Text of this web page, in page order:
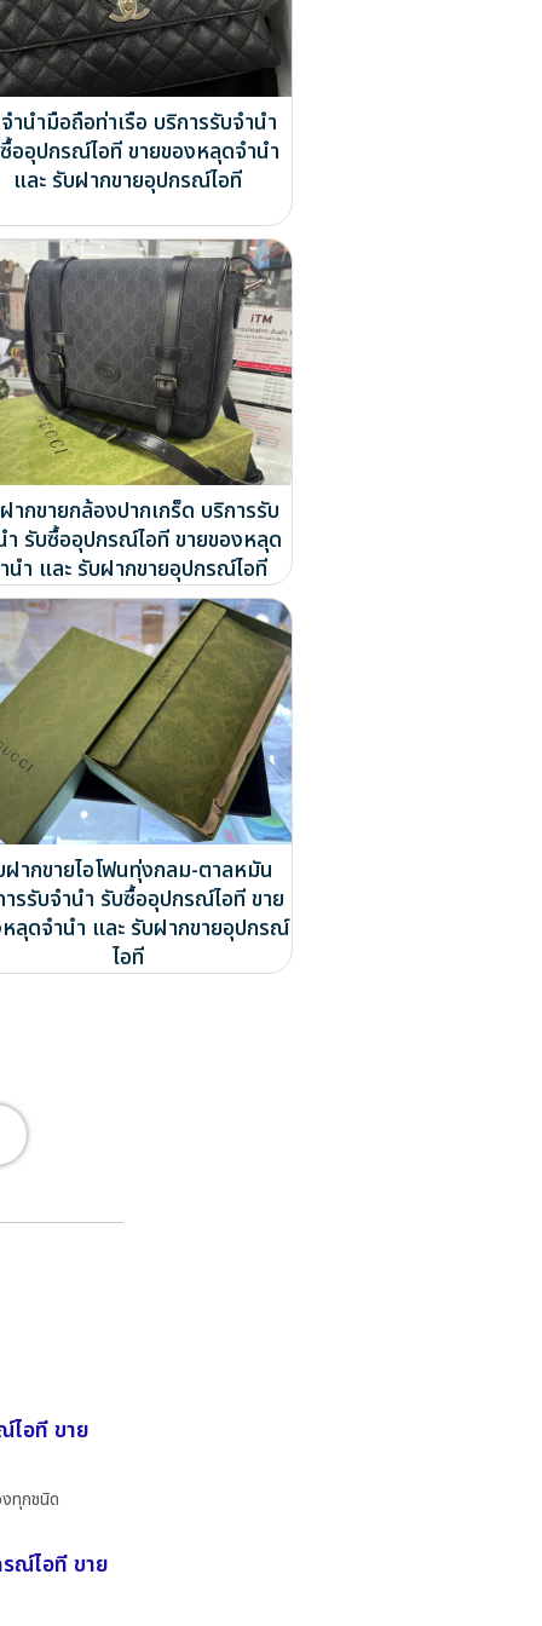
ำนำมือถือท่าเรือ บริการรับจำนำ
ออุปกรณ์ไอที ขายของหลุดจำนำ
และ รับฝากขายอุปกรณ์ไอที
ากขายกล้องปากเกร็ด บริการรับ
ำ รับซื้ออุปกรณ์ไอที ขายของหลุด
นำ และ รับฝากขายอุปกรณ์ไอที
ฝากขายไอโฟนทุ่งกลม-ตาลหมัน
รรับจำนำ รับซื้ออุปกรณ์ไอที ขาย
ลุดจำนำ และ รับฝากขายอุปกรณ์
ไอที
ไอที ขาย
ทุกชนิด
ณ์ไอที ขาย